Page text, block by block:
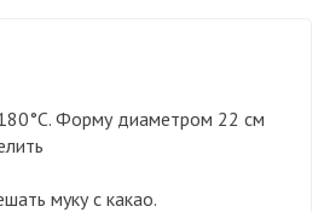
Форму диаметром 22 см
муку с какао.